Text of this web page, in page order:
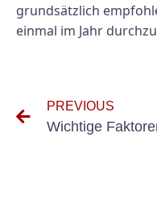
grundsätzlich
einmal im Jahr
PREVIOUS